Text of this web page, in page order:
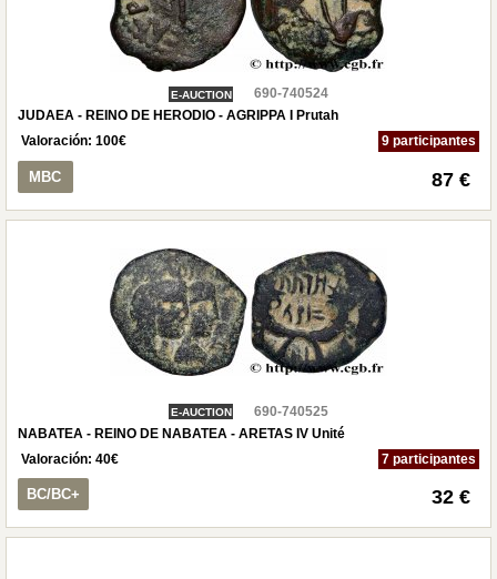
E-AUCTION
690-740524
JUDAEA - REINO DE HERODIO - AGRIPPA I Prutah
Valoración: 100€ 9 participantes
MBC 87 €
E-AUCTION
690-740525
NABATEA - REINO DE NABATEA - ARETAS IV Unité
Valoración: 40€ 7 participantes
BC/BC+ 32 €